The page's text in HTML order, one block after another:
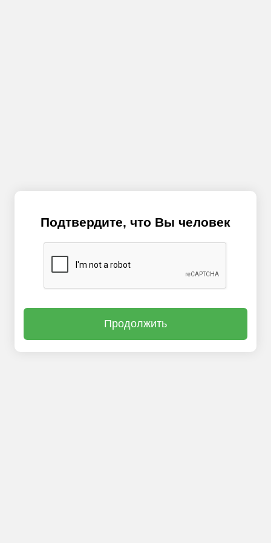
Подтвердите, что Вы человек
Продолжить